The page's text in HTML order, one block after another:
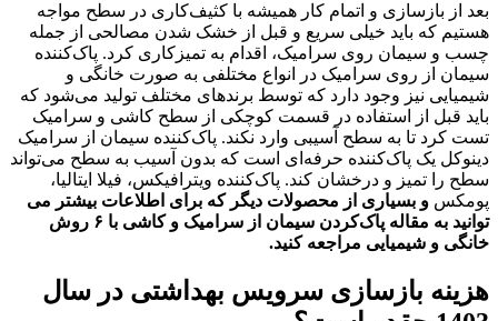
بعد از بازسازی و اتمام کار همیشه با کثیف‌کاری در سطح مواجه
هستیم که باید خیلی سریع و قبل از خشک شدن مصالحی از جمله
چسب و سیمان روی سرامیک، اقدام به تمیزکاری کرد. پاک‌کننده
سیمان از روی سرامیک در انواع مختلفی به صورت خانگی و
شیمیایی نیز وجود دارد که توسط برندهای مختلف تولید می‌شود که
باید قبل از استفاده در قسمت کوچکی از سطح کاشی و سرامیک
تست کرد تا به سطح آسیبی وارد نکند. پاک‌کننده سیمان از سرامیک
دینوکل یک پاک‌کننده حرفه‌ای است که بدون آسیب به سطح می‌تواند
سطح را تمیز و درخشان کند. پاک‌کننده ویترافیکس، فیلا ایتالیا،
پومکس و بسیاری از محصولات دیگر که برای اطلاعات بیشتر می
توانید به مقاله پاک‌کردن سیمان از سرامیک و کاشی با ۶ روش
خانگی و شیمیایی مراجعه کنید.
هزینه بازسازی سرویس بهداشتی در سال